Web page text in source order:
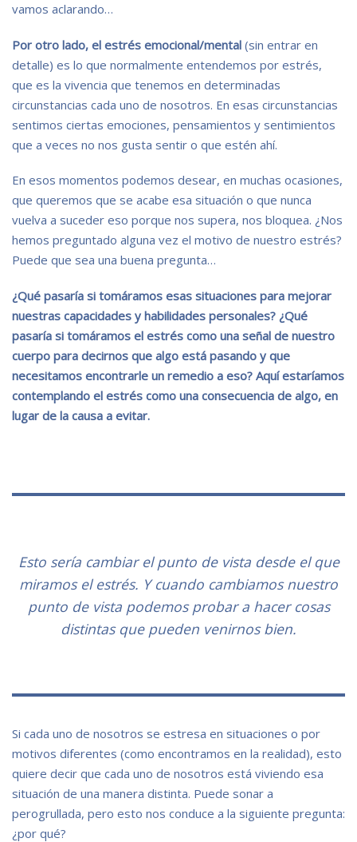
vamos aclarando…
Por otro lado, el estrés emocional/mental (sin entrar en
detalle) es lo que normalmente entendemos por estrés,
que es la vivencia que tenemos en determinadas
circunstancias cada uno de nosotros. En esas circunstancias
sentimos ciertas emociones, pensamientos y sentimientos
que a veces no nos gusta sentir o que estén ahí.
En esos momentos podemos desear, en muchas ocasiones,
que queremos que se acabe esa situación o que nunca
vuelva a suceder eso porque nos supera, nos bloquea. ¿Nos
hemos preguntado alguna vez el motivo de nuestro estrés?
Puede que sea una buena pregunta…
¿Qué pasaría si tomáramos esas situaciones para mejorar
nuestras capacidades y habilidades personales? ¿Qué
pasaría si tomáramos el estrés como una señal de nuestro
cuerpo para decirnos que algo está pasando y que
necesitamos encontrarle un remedio a eso? Aquí estaríamos
contemplando el estrés como una consecuencia de algo, en
lugar de la causa a evitar.
Esto sería cambiar el punto de vista desde el que
miramos el estrés. Y cuando cambiamos nuestro
punto de vista podemos probar a hacer cosas
distintas que pueden venirnos bien.
Si cada uno de nosotros se estresa en situaciones o por
motivos diferentes (como encontramos en la realidad), esto
quiere decir que cada uno de nosotros está viviendo esa
situación de una manera distinta. Puede sonar a
perogrullada, pero esto nos conduce a la siguiente pregunta:
¿por qué?